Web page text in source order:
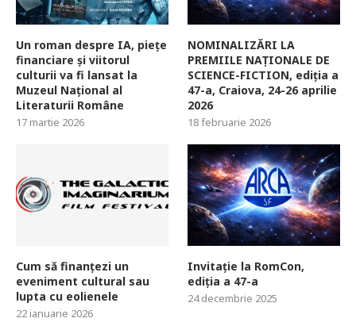
Un roman despre IA, piețe
financiare și viitorul
culturii va fi lansat la
Muzeul Național al
Literaturii Române
17 martie 2026
NOMINALIZĂRI LA
PREMIILE NAȚIONALE DE
SCIENCE-FICTION, ediția a
47-a, Craiova, 24-26 aprilie
2026
18 februarie 2026
Cum să finanțezi un
eveniment cultural sau
lupta cu eolienele
22 ianuarie 2026
Invitație la RomCon,
ediția a 47-a
24 decembrie 2025